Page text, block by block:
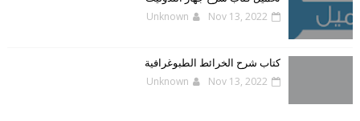
Unknown Nov 13, 2022
كتاب شرح الخرائط الطبوغرافية
Unknown Nov 13, 2022